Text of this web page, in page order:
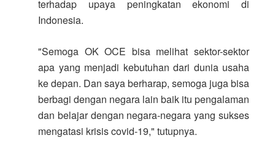
terhadap upaya peningkatan ekonomi di
Indonesia.
"Semoga OK OCE bisa melihat sektor-sektor
apa yang menjadi kebutuhan dari dunia usaha
ke depan. Dan saya berharap, semoga juga bisa
berbagi dengan negara lain baik itu pengalaman
dan belajar dengan negara-negara yang sukses
mengatasi krisis covid-19," tutupnya.